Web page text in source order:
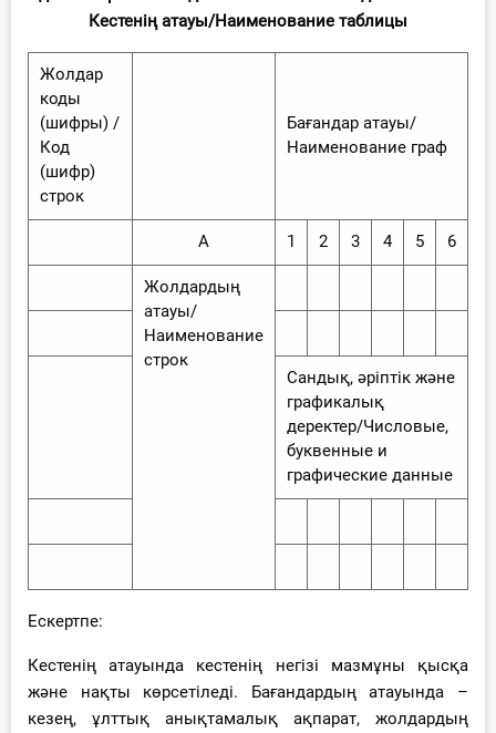
Кестенің атауы/Наименование таблицы
Жолдар
коды
(шифры) /
Код
(шифр)
строк
Бағандар атауы/
Наименование граф
А 1 2 3 4 5 6
Жолдардың
атауы/
Наименование
строк
Сандық, әріптік және
графикалық
деректер/Числовые,
буквенные и
графические данные
Ескертпе:
Кестенің атауында кестенің негізі мазмұны қысқа
және нақты көрсетіледі. Бағандардың атауында –
кезең, ұлттық анықтамалық ақпарат, жолдардың